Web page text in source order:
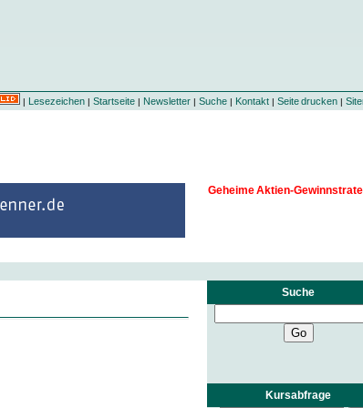
| Lesezeichen| Startseite| Newsletter| Suche| Kontakt| Seite drucken |
Geheime Aktien-
Suche
Kursabfrage